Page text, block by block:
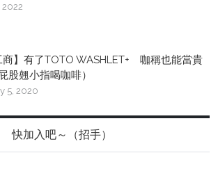
2022
商】有了TOTO WASHLET+ 咖稱也能當貴
股翹小指喝咖啡）
5, 2020
快加入吧～（招手）